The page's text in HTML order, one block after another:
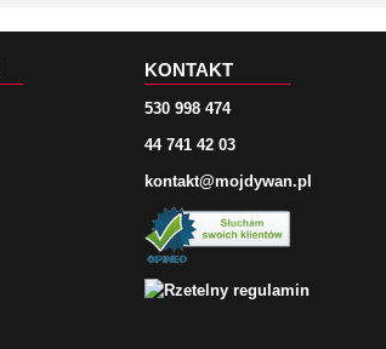
KONTAKT
530 998 474
44 741 42 03
kontakt@mojdywan.pl